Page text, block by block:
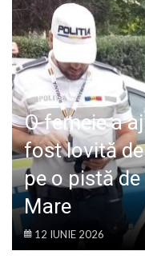
SPORT
SPECIAL
POLITIC
LIFE
O femeie a
fost lovită
pe o pistă
Mare
12 IUNIE 2026